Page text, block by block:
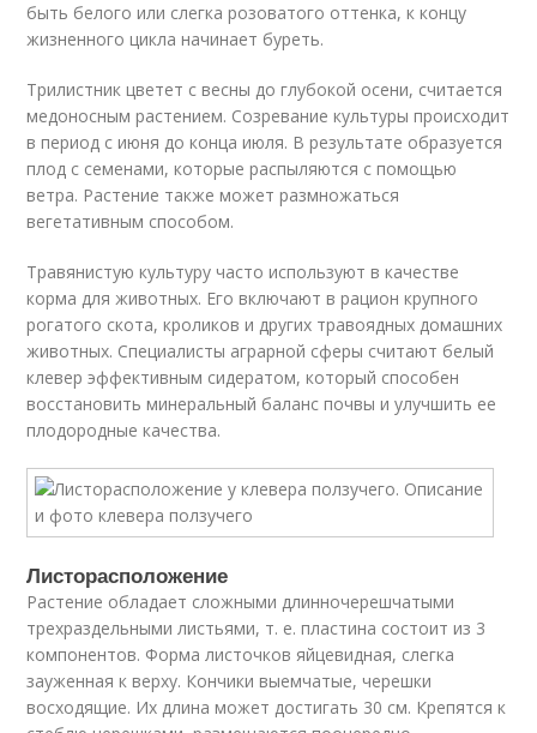
быть белого или слегка розоватого оттенка, к концу
жизненного цикла начинает буреть.
Трилистник цветет с весны до глубокой осени, считается
медоносным растением. Созревание культуры происходит
в период с июня до конца июля. В результате образуется
плод с семенами, которые распыляются с помощью
ветра. Растение также может размножаться
вегетативным способом.
Травянистую культуру часто используют в качестве
корма для животных. Его включают в рацион крупного
рогатого скота, кроликов и других травоядных домашних
животных. Специалисты аграрной сферы считают белый
клевер эффективным сидератом, который способен
восстановить минеральный баланс почвы и улучшить ее
плодородные качества.
Листорасположение
Растение обладает сложными длинночерешчатыми
трехраздельными листьями, т. е. пластина состоит из 3
компонентов. Форма листочков яйцевидная, слегка
зауженная к верху. Кончики выемчатые, черешки
восходящие. Их длина может достигать 30 см. Крепятся к